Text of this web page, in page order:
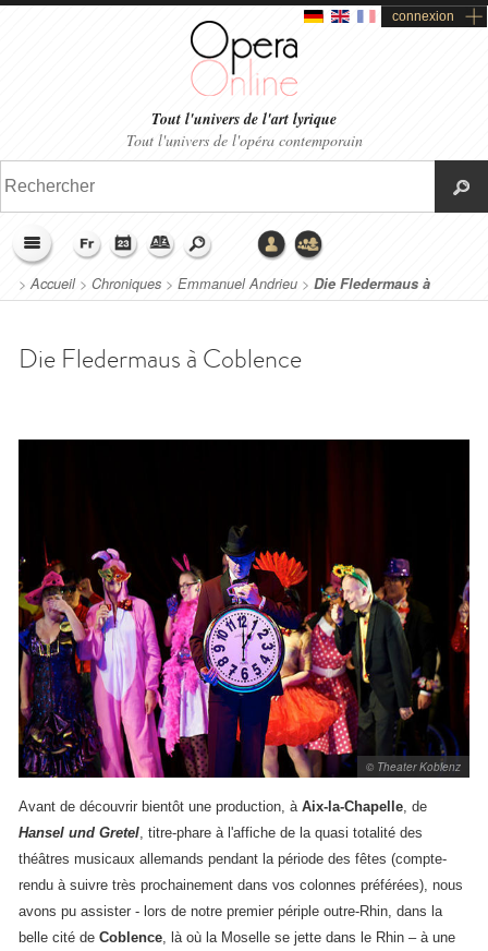
connexion
Tout l'univers de l'art lyrique
Tout l'univers de l'opéra contemporain
>Accueil> Chroniques > Emmanuel Andrieu > Die Fledermaus à
Coblence
Die Fledermaus à Coblence
© Theater Koblenz
Avant de découvrir bientôt une production, à Aix-la-Chapelle, de
Hansel und Gretel, titre-phare à l'affiche de la quasi totalité des
théâtres musicaux allemands pendant la période des fêtes (compte-
rendu à suivre très prochainement dans vos colonnes préférées), nous
avons pu assister - lors de notre premier périple outre-Rhin, dans la
belle cité de Coblence, là où la Moselle se jette dans le Rhin – à une